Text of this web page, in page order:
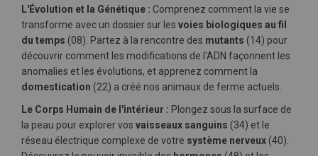
L'Évolution et la Génétique : Comprenez comment la vie se
transforme avec un dossier sur les voies biologiques au fil
du temps (08). Partez à la rencontre des mutants (14) pour
découvrir comment les modifications de l'ADN façonnent les
anomalies et les évolutions, et apprenez comment la
domestication (22) a créé nos animaux de ferme actuels.
Le Corps Humain de l'intérieur : Plongez sous la surface de
la peau pour explorer vos vaisseaux sanguins (34) et le
réseau électrique complexe de votre système nerveux (40).